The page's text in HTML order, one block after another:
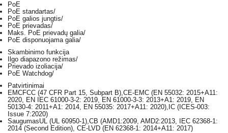
PoE
PoE standartas/
PoE galios jungtis/
PoE prievadas/
Maks. PoE prievadų galia/
PoE disponuojama galia/
Skambinimo funkcija
Ilgo diapazono režimas/
Prievado izoliacija/
PoE Watchdog/
Patvirtinimai
EMCFCC (47 CFR Part 15, Subpart B),CE-EMC (EN 55032: 2015+A11:
2020, EN IEC 61000-3-2: 2019, EN 61000-3-3: 2013+A1: 2019, EN
50130-4: 2011+A1: 2014, EN 55035: 2017+A11: 2020),IC (ICES-003:
Issue 7:2020)
SaugumasUL (UL 60950-1),CB (AMD1:2009, AMD2:2013, IEC 62368-1:
2014 (Second Edition), CE-LVD (EN 62368-1: 2014+A11: 2017)